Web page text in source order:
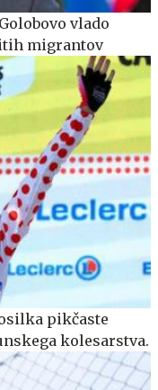
vlado
migrantov
pikčaste
kolesarstva.